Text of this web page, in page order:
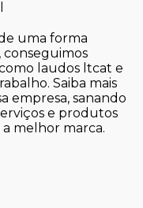
uma forma
conseguimos
laudos ltcat e
Saiba mais
empresa, sanando
e produtos
melhor marca.